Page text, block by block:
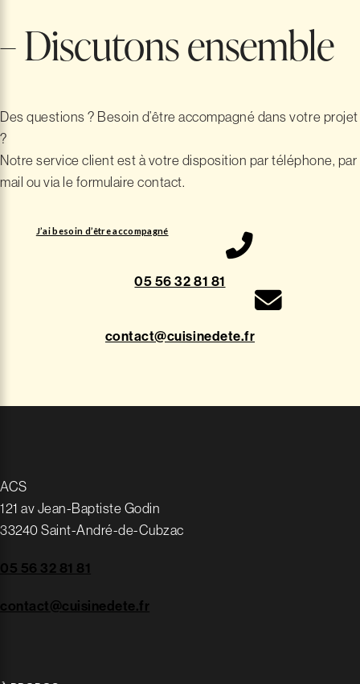
– Discutons ensemble
Des questions ? Besoin d’être accompagné dans votre projet
?
Notre service client est à votre disposition par téléphone, par
mail ou via le formulaire contact.
J’ai besoin d’être accompagné
05 56 32 81 81
contact@cuisinedete.fr
ACS
121 av Jean-Baptiste Godin
33240 Saint-André-de-Cubzac
05 56 32 81 81
contact@cuisinedete.fr